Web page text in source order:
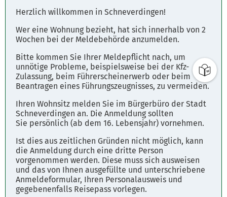
Herzlich willkommen in Schneverdingen!
Wer eine Wohnung bezieht, hat sich innerhalb von 2
Wochen bei der Meldebehörde anzumelden.
Bitte kommen Sie Ihrer Meldepflicht nach, um
unnötige Probleme, beispielsweise bei der Kfz-
Zulassung, beim Führerscheinerwerb oder beim
Beantragen eines Führungszeugnisses, zu vermeiden.
Ihren Wohnsitz melden Sie im Bürgerbüro der Stadt
Schneverdingen an. Die Anmeldung sollten
Sie persönlich (ab dem 16. Lebensjahr) vornehmen.
Ist dies aus zeitlichen Gründen nicht möglich, kann
die Anmeldung durch eine dritte Person
vorgenommen werden. Diese muss sich ausweisen
und das von Ihnen ausgefüllte und unterschriebene
Anmeldeformular, Ihren Personalausweis und
gegebenenfalls Reisepass vorlegen.
Schulstraße 3
29640 Schneverdingen
Öffnungszeiten
Öffnungszeiten des Rathauses
Montag 08:00 - 12:00 Uhr, 14:00 - 16:00 Uhr
Dienstag 08:00 - 12:00 Uhr, 14:00 - 16:00 Uhr
Mittwoch 08:00 - 12:00 Uhr, 14:00 - 16:00 Uhr
Donnerstag 08:00 - 12:00 Uhr, 14:00 - 18:00 Uhr
Freitag 08:00 - 12:00 Uhr
Hinweise:
Bürgerbüro (nur mit Terminvereinbarung)